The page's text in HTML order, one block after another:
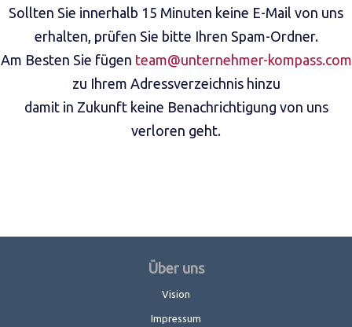
Sollten Sie innerhalb 15 Minuten keine E-Mail von uns
erhalten, prüfen Sie bitte Ihren Spam-Ordner.
Am Besten Sie fügen team@unternehmer-kompass.com
zu Ihrem Adressverzeichnis hinzu
damit in Zukunft keine Benachrichtigung von uns
verloren geht.
Über uns
Vision
Impressum